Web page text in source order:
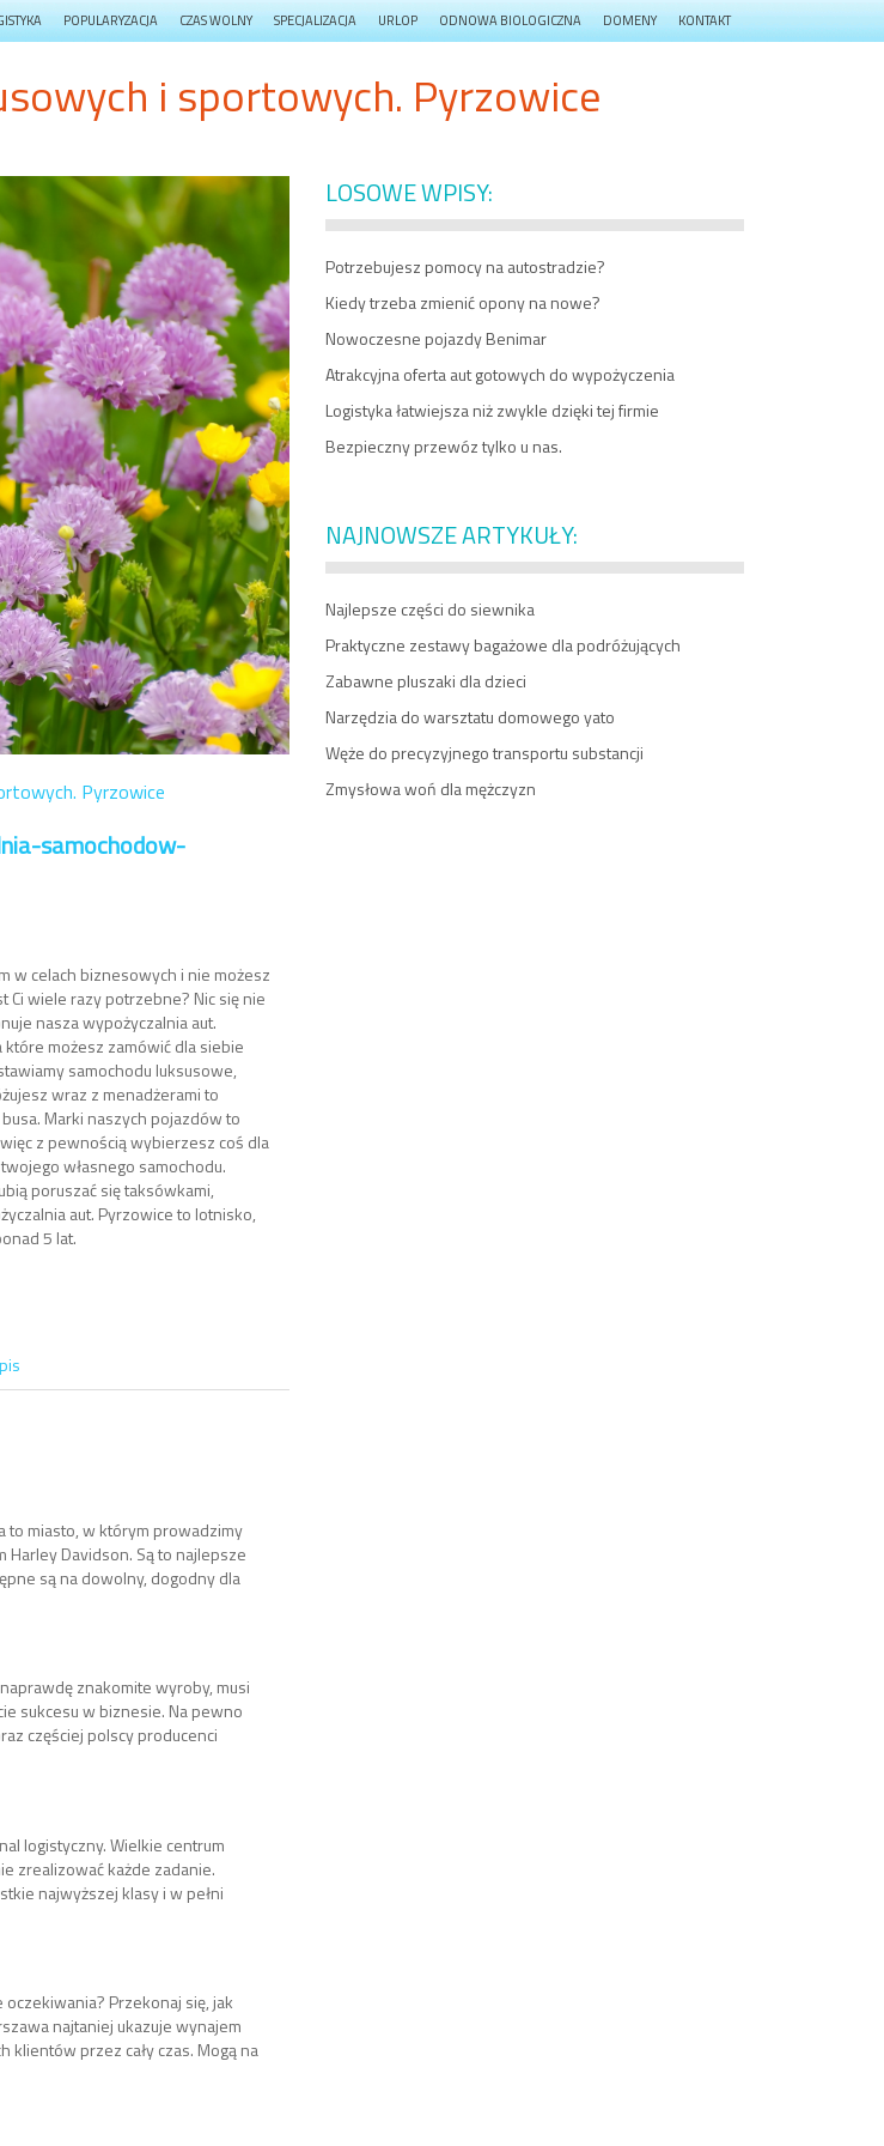
POPULARYZACJA CZAS WOLNY SPECJALIZACJA URLOP ODNOWA BIOLOGICZNA DOMENY KONTAKT
i sportowych. Pyrzowice
Pyrzowice
samochodow-
w celach biznesowych i nie możesz
Ci wiele razy potrzebne? Nic się nie
nasza wypożyczalnia aut.
możesz zamówić dla siebie
samochodu luksusowe,
wraz z menadżerami to
Marki naszych pojazdów to
z pewnością wybierzesz coś dla
własnego samochodu.
poruszać się taksówkami,
aut. Pyrzowice to lotnisko,
5 lat.
to miasto, w którym prowadzimy
Harley Davidson. Są to najlepsze
są na dowolny, dogodny dla
znakomite wyroby, musi
sukcesu w biznesie. Na pewno
częściej polscy producenci
logistyczny. Wielkie centrum
zrealizować każde zadanie.
najwyższej klasy i w pełni
oczekiwania? Przekonaj się, jak
najtaniej ukazuje wynajem
przez cały czas. Mogą na
LOSOWE WPISY:
Potrzebujesz pomocy na autostradzie?
Kiedy trzeba zmienić opony na nowe?
Nowoczesne pojazdy Benimar
Atrakcyjna oferta aut gotowych do wypożyczenia
Logistyka łatwiejsza niż zwykle dzięki tej firmie
Bezpieczny przewóz tylko u nas.
NAJNOWSZE ARTYKUŁY:
Najlepsze części do siewnika
Praktyczne zestawy bagażowe dla podróżujących
Zabawne pluszaki dla dzieci
Narzędzia do warsztatu domowego yato
Węże do precyzyjnego transportu substancji
Zmysłowa woń dla mężczyzn